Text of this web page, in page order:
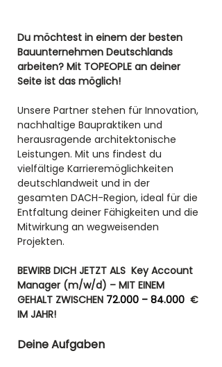
Du möchtest in einem der besten
Bauunternehmen Deutschlands
arbeiten? Mit TOPEOPLE an deiner
Seite ist das möglich!
Unsere Partner stehen für Innovation,
nachhaltige Baupraktiken und
herausragende architektonische
Leistungen. Mit uns findest du
vielfältige Karrieremöglichkeiten
deutschlandweit und in der
gesamten DACH-Region, ideal für die
Entfaltung deiner Fähigkeiten und die
Mitwirkung an wegweisenden
Projekten.
BEWIRB DICH JETZT ALS  Key Account
Manager (m/w/d) – MIT EINEM
GEHALT ZWISCHEN 72.000 – 84.000 €
IM JAHR!
Deine Aufgaben